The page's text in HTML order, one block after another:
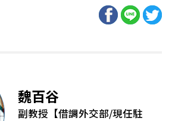
魏百谷
副教授【借調外交部/現任駐